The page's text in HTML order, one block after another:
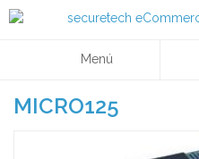
Menú
MICRO125